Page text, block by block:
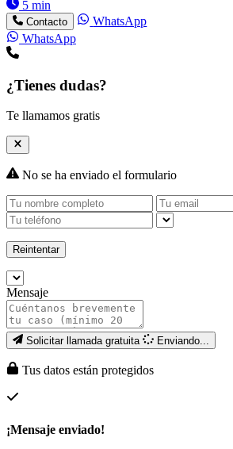
5 min
Contacto
WhatsApp
WhatsApp
¿Tienes dudas?
Te llamamos gratis
No se ha enviado el formulario
Reintentar
Mensaje
Solicitar llamada gratuita Enviando...
Tus datos están protegidos
¡Mensaje enviado!